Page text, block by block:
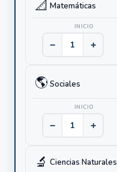
📐 Matemáticas
INICIO
− +
🌎 Sociales
INICIO
− +
🔬 Ciencias Naturales